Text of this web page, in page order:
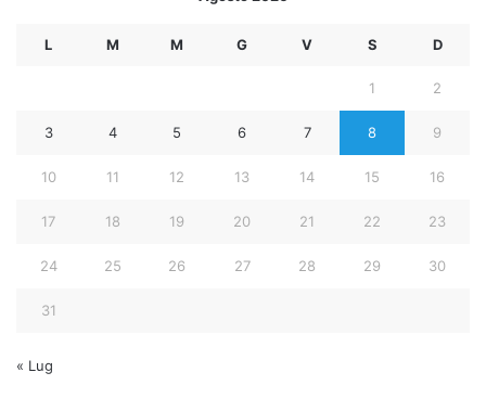
L M M G V S D
1 2
3 4 5 6 7 8 9
10 11 12 13 14 15 16
17 18 19 20 21 22 23
24 25 26 27 28 29 30
31
« Lug